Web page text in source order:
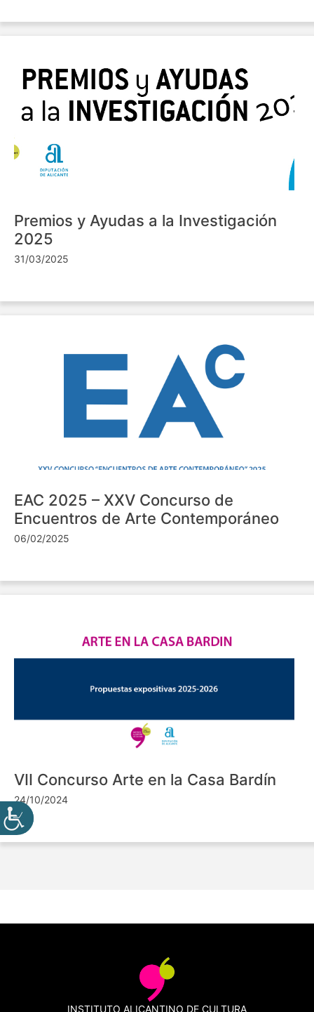
Premios y Ayudas a la Investigación
2025
31/03/2025
EAC 2025 – XXV Concurso de
Encuentros de Arte Contemporáneo
06/02/2025
VII Concurso Arte en la Casa Bardín
24/10/2024
INSTITUTO ALICANTINO DE CULTURA